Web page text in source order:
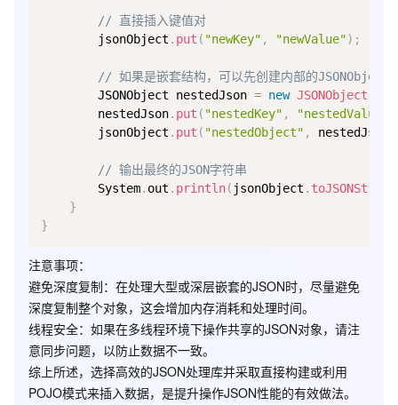
// 直接插入键值对
        jsonObject
. put ( "newKey" , "newValue") ;
// 如果是嵌套结构，可以先创建内部的JSONObject
        JSONObject nestedJson
= new JSONObject
        nestedJson
. put ( "nestedKey" , "nestedValue"
        jsonObject
. put ( "nestedObject" , nestedJson
// 输出最终的JSON字符串
        System
. out . println( jsonObject . toJSONString
}
}
注意事项：
避免深度复制：在处理大型或深层嵌套的JSON时，尽量避免
深度复制整个对象，这会增加内存消耗和处理时间。
线程安全：如果在多线程环境下操作共享的JSON对象，请注
意同步问题，以防止数据不一致。
综上所述，选择高效的JSON处理库并采取直接构建或利用
POJO模式来插入数据，是提升操作JSON性能的有效做法。